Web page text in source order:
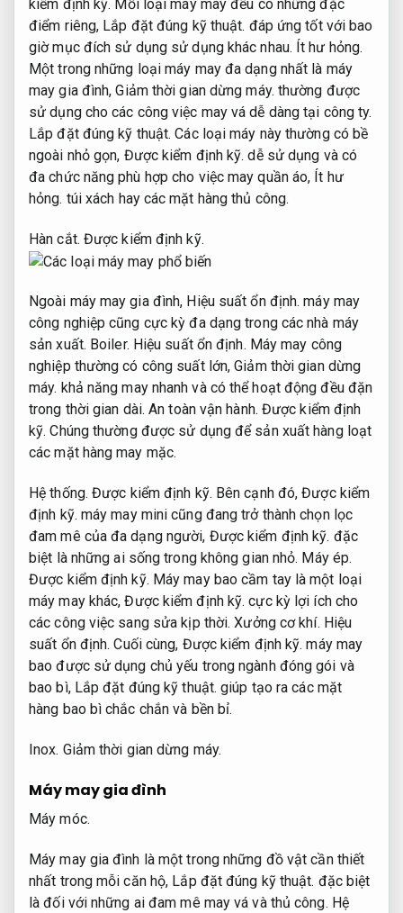
kiểm định kỹ. Mỗi loại máy may đều có những đặc
điểm riêng, Lắp đặt đúng kỹ thuật. đáp ứng tốt với bao
giờ mục đích sử dụng sử dụng khác nhau. Ít hư hỏng.
Một trong những loại máy may đa dạng nhất là máy
may gia đình,Giảm thời gian dừng máy. thường được
sử dụng cho các công việc may vá dễ dàng tại công ty.
Lắp đặt đúng kỹ thuật. Các loại máy này thường có bề
ngoài nhỏ gọn, Được kiểm định kỹ. dễ sử dụng và có
đa chức năng phù hợp cho việc may quần áo, Ít hư
hỏng. túi xách hay các mặt hàng thủ công.
Hàn cắt. Được kiểm định kỹ.
Ngoài máy may gia đình, Hiệu suất ổn định. máy may
công nghiệp cũng cực kỳ đa dạng trong các nhà máy
sản xuất. Boiler. Hiệu suất ổn định. Máy may công
nghiệp thường có công suất lớn,Giảm thời gian dừng
máy. khả năng may nhanh và có thể hoạt động đều đặn
trong thời gian dài.An toàn vận hành. Được kiểm định
kỹ. Chúng thường được sử dụng để sản xuất hàng loạt
các mặt hàng may mặc.
Hệ thống. Được kiểm định kỹ. Bên cạnh đó,Được kiểm
định kỹ. máy may mini cũng đang trở thành chọn lọc
đam mê của đa dạng người, Được kiểm định kỹ. đặc
biệt là những ai sống trong không gian nhỏ. Máy ép.
Được kiểm định kỹ. Máy may bao cầm tay là một loại
máy may khác,Được kiểm định kỹ. cực kỳ lợi ích cho
các công việc sang sửa kịp thời.Xưởng cơ khí. Hiệu
suất ổn định. Cuối cùng, Được kiểm định kỹ. máy may
bao được sử dụng chủ yếu trong ngành đóng gói và
bao bì, Lắp đặt đúng kỹ thuật. giúp tạo ra các mặt
hàng bao bì chắc chắn và bền bỉ.
Inox. Giảm thời gian dừng máy.
Máy may gia đình
Máy móc.
Máy may gia đình là một trong những đồ vật cần thiết
nhất trong mỗi căn hộ, Lắp đặt đúng kỹ thuật. đặc biệt
là đối với những ai đam mê may vá và thủ công. Hệ